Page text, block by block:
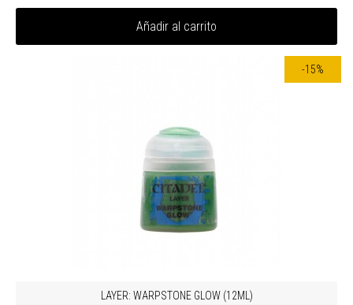
Añadir al carrito
-15%
LAYER: WARPSTONE GLOW (12ML)